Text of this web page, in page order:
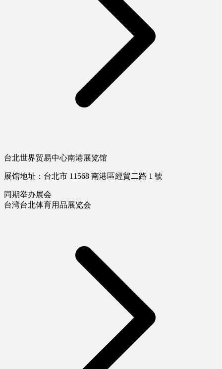
台北世界贸易中心南港展览馆
展馆地址：台北市 11568 南港區經貿二路 1 號
同期举办展会
台湾台北体育用品展览会